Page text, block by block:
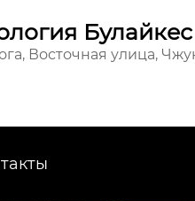
Восточная улица,